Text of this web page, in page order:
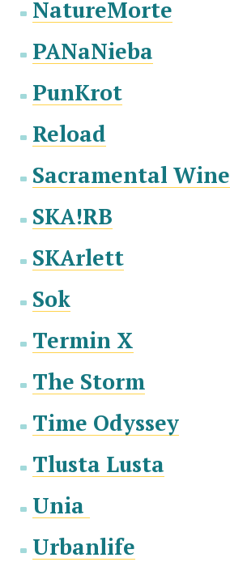
NatureMorte
PANaNieba
PunKrot
Reload
Sacramental Wine
SKA!RB
SKArlett
Sok
Termin X
The Storm
Time Odyssey
Tlusta Lusta
Unia
Urbanlife